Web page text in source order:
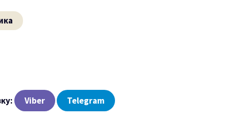
Viber Telegram